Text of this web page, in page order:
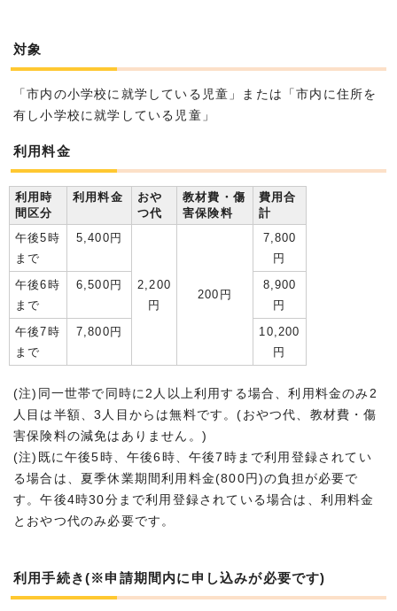
対象
「市内の小学校に就学している児童」または「市内に住所を
有し小学校に就学している児童」
利用料金
利用時
間区分
利用料金
おや
つ代
教材費・傷
害保険料
費用合
計
午後5時
まで
5,400円
2,200
円
200円
7,800
円
午後6時
まで
6,500円
8,900
円
午後7時
まで
7,800円
10,200
円
(注)同一世帯で同時に2人以上利用する場合、利用料金のみ2
人目は半額、3人目からは無料です。(おやつ代、教材費・傷
害保険料の減免はありません。)
(注)既に午後5時、午後6時、午後7時まで利用登録されてい
る場合は、夏季休業期間利用料金(800円)の負担が必要で
す。午後4時30分まで利用登録されている場合は、利用料金
とおやつ代のみ必要です。
利用手続き(※申請期間内に申し込みが必要です)